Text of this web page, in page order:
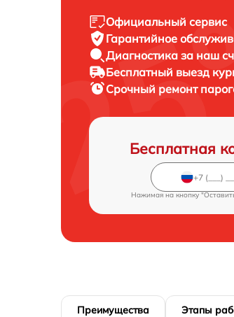
Официальный сервис
Гарантийное
Диагностика за наш
Бесплатный выезд
Срочный ремонт
Бесплатная
Нажимая на кнопку
Преимущества Этапы